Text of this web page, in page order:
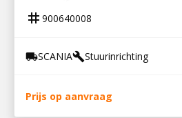
tag 900640008
local_shippingSCANIAbuildStuurinrichting
Prijs op aanvraag